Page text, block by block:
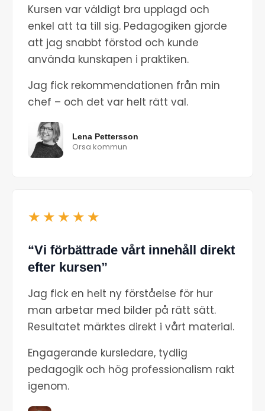
Kursen var väldigt bra upplagd och
enkel att ta till sig. Pedagogiken gjorde
att jag snabbt förstod och kunde
använda kunskapen i praktiken.
Jag fick rekommendationen från min
chef – och det var helt rätt val.
Lena Pettersson
Orsa kommun
★★★★★
“Vi förbättrade vårt innehåll direkt
efter kursen”
Jag fick en helt ny förståelse för hur
man arbetar med bilder på rätt sätt.
Resultatet märktes direkt i vårt material.
Engagerande kursledare, tydlig
pedagogik och hög professionalism rakt
igenom.